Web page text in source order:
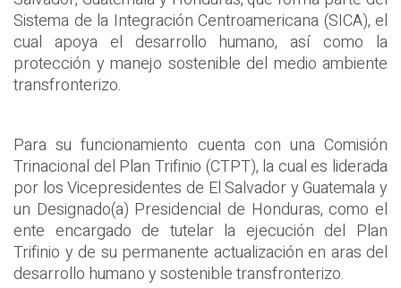
Sistema de la Integración Centroamericana (SICA), el
cual apoya el desarrollo humano, así como la
protección y manejo sostenible del medio ambiente
transfronterizo.
Para su funcionamiento cuenta con una Comisión
Trinacional del Plan Trifinio (CTPT), la cual es liderada
por los Vicepresidentes de El Salvador y Guatemala y
un Designado(a) Presidencial de Honduras, como el
ente encargado de tutelar la ejecución del Plan
Trifinio y de su permanente actualización en aras del
desarrollo humano y sostenible transfronterizo.